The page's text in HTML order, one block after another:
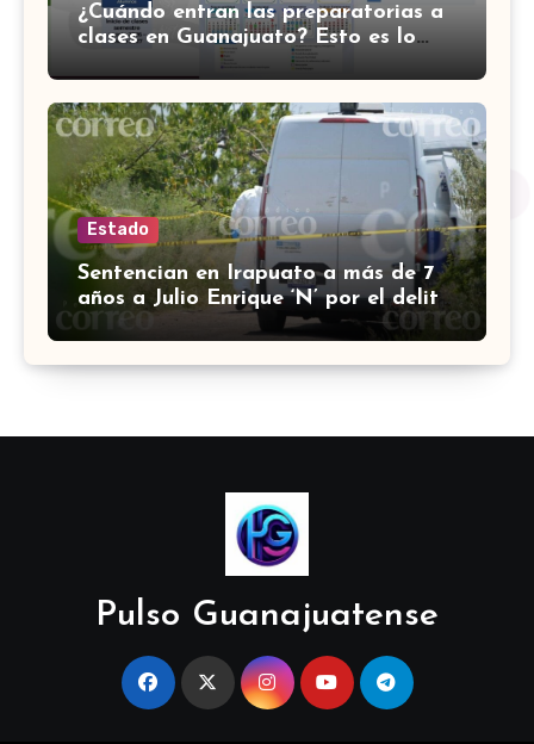
¿Cuándo entran las preparatorias a
clases en Guanajuato? Esto es lo
Estado
Sentencian en Irapuato a más de 7
años a Julio Enrique ‘N’ por el delito
de robo con violencia
Pulso Guanajuatense